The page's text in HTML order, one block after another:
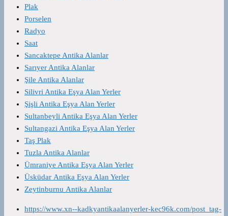
Plak
Porselen
Radyo
Saat
Sancaktepe Antika Alanlar
Sarıyer Antika Alanlar
Şile Antika Alanlar
Silivri Antika Eşya Alan Yerler
Şişli Antika Eşya Alan Yerler
Sultanbeyli Antika Eşya Alan Yerler
Sultangazi Antika Eşya Alan Yerler
Taş Plak
Tuzla Antika Alanlar
Ümraniye Antika Eşya Alan Yerler
Üsküdar Antika Eşya Alan Yerler
Zeytinburnu Antika Alanlar
https://www.xn--kadkyantikaalanyerler-kec96k.com/post_tag-